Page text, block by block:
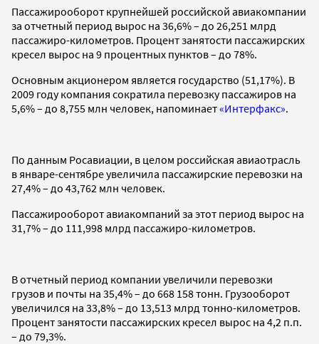
Пассажирооборот крупнейшей российской авиакомпании
за отчетный период вырос на 36,6% – до 26,251 млрд
пассажиро-километров. Процент занятости пассажирских
кресел вырос на 9 процентных пунктов – до 78%.
Основным акционером является государство (51,17%). В
2009 году компания сократила перевозку пассажиров на
5,6% – до 8,755 млн человек, напоминает«Интерфакс».
По данным Росавиации, в целом российская авиаотрасль
в январе-сентябре увеличила пассажирские перевозки на
27,4% – до 43,762 млн человек.
Пассажирооборот авиакомпаний за этот период вырос на
31,7% – до 111,998 млрд пассажиро-километров.
В отчетный период компании увеличили перевозки
грузов и почты на 35,4% – до 668 158 тонн. Грузооборот
увеличился на 33,8% – до 13,513 млрд тонно-километров.
Процент занятости пассажирских кресел вырос на 4,2 п.п.
– до 79,3%.